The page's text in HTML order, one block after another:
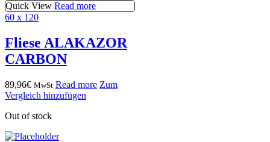
Quick View Read more
60 x 120
Fliese ALAKAZOR
CARBON
89,96€ MwSt Read more Zum
Vergleich hinzufügen
Out of stock